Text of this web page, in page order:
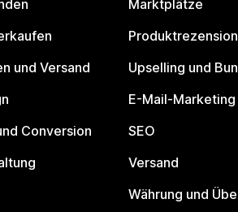
und Versand
Conversion
Marktplätze
Upselling und
E-Mail-Marketing
SEO
Versand
Währung und